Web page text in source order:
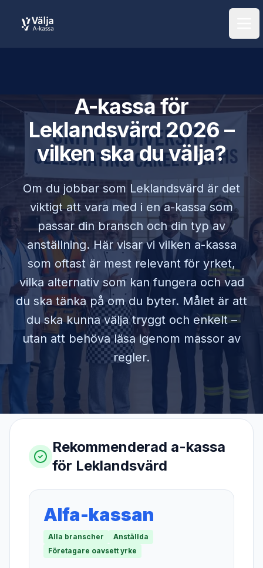
A-kassa för
Leklandsvärd2026 –
vilken ska du välja?
Om du jobbar som Leklandsvärd är det
viktigt att vara med i en a-kassa som
passar din bransch och din typ av
anställning. Här visar vi vilken a-kassa
som oftast är mest relevant för yrket,
vilka alternativ som kan fungera och vad
du ska tänka på om du byter. Målet är att
du ska kunna välja tryggt och enkelt –
utan att behöva läsa igenom massor av
regler.
Rekommenderad a-kassa
för Leklandsvärd
Alfa-kassan
Alla branscher
Anställda
Företagare oavsett yrke